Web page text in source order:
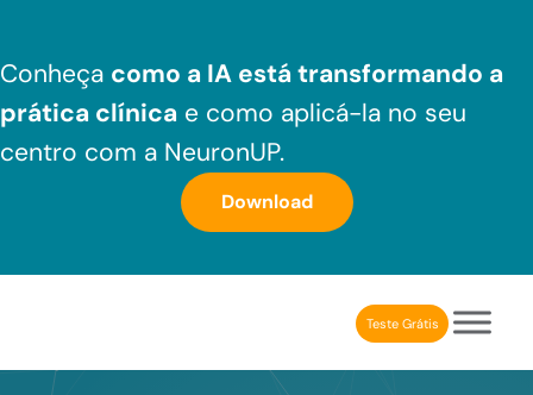
Conheça como a IA está transformando a
prática clínica e como aplicá-la no seu
centro com a NeuronUP.
Download
Aplicativo de estimulação cognitiva para profissionais
Teste Grátis